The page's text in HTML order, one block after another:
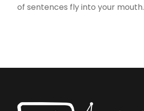
of sentences fly into your mouth.